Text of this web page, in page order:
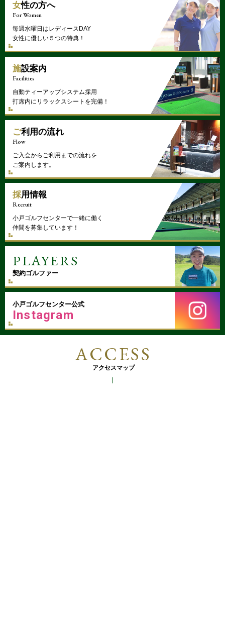
女性の方へ
For Women
毎週水曜日はレディースDAY
女性に優しい５つの特典！
施設案内
Facilities
自動ティーアップシステム採用
打席内にリラックスシートを完備！
ご利用の流れ
Flow
ご入会からご利用までの流れを
ご案内します。
採用情報
Recruit
小戸ゴルフセンターで一緒に働く
仲間を募集しています！
PLAYERS
契約ゴルファー
小戸ゴルフセンター公式
Instagram
ACCESS
アクセスマップ